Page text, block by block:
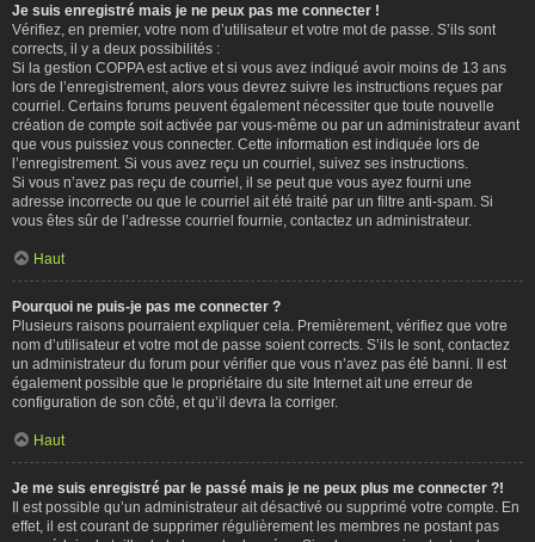
Je suis enregistré mais je ne peux pas me connecter !
Vérifiez, en premier, votre nom d’utilisateur et votre mot de passe. S’ils sont
corrects, il y a deux possibilités :
Si la gestion COPPA est active et si vous avez indiqué avoir moins de 13 ans
lors de l’enregistrement, alors vous devrez suivre les instructions reçues par
courriel. Certains forums peuvent également nécessiter que toute nouvelle
création de compte soit activée par vous-même ou par un administrateur avant
que vous puissiez vous connecter. Cette information est indiquée lors de
l’enregistrement. Si vous avez reçu un courriel, suivez ses instructions.
Si vous n’avez pas reçu de courriel, il se peut que vous ayez fourni une
adresse incorrecte ou que le courriel ait été traité par un filtre anti-spam. Si
vous êtes sûr de l’adresse courriel fournie, contactez un administrateur.
Haut
Pourquoi ne puis-je pas me connecter ?
Plusieurs raisons pourraient expliquer cela. Premièrement, vérifiez que votre
nom d’utilisateur et votre mot de passe soient corrects. S’ils le sont, contactez
un administrateur du forum pour vérifier que vous n’avez pas été banni. Il est
également possible que le propriétaire du site Internet ait une erreur de
configuration de son côté, et qu’il devra la corriger.
Haut
Je me suis enregistré par le passé mais je ne peux plus me connecter ?!
Il est possible qu’un administrateur ait désactivé ou supprimé votre compte. En
effet, il est courant de supprimer régulièrement les membres ne postant pas